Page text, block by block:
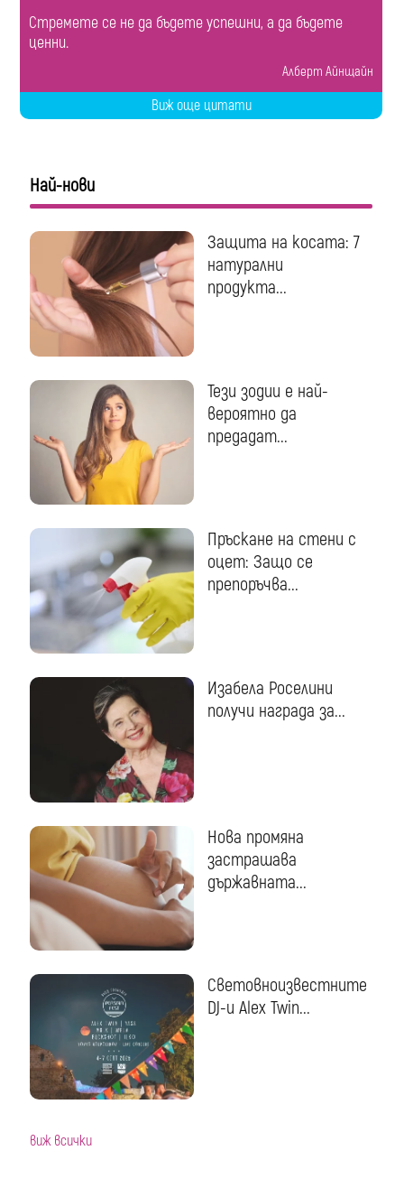
Стремете се не да бъдете успешни, а да бъдете
ценни.
Алберт Айнщайн
Виж още цитати
Най-нови
Защита на косата: 7
натурални
продукта...
Тези зодии е най-
вероятно да
предадат...
Пръскане на стени с
оцет: Защо се
препоръчва...
Изабела Роселини
получи награда за...
Нова промяна
застрашава
държавната...
Световноизвестните
DJ-и Alex Twin...
виж всички